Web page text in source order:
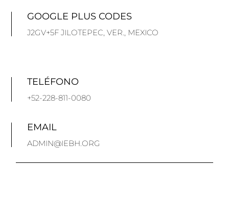
GOOGLE PLUS CODES
J2GV+5F JILOTEPEC, VER., MEXICO
TELÉFONO
+52-228-811-0080
EMAIL
ADMIN@IEBH.ORG